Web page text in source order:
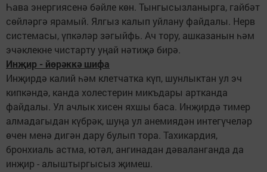
Һава энергиясенә бәйле көн. Тынгысызланырга, гайбәт
сөйләргә ярамый. Ялгыз калып уйлану файдалы. Нерв
системасы, үпкәләр зәгыйфь. Ач тору, ашказанын һәм
эчәклекне чистарту уңай нәтиҗә бирә.
Инҗир - йөрәккә шифа
Инҗирдә калий һәм клетчатка күп, шунлыктан ул эч
кипкәндә, канда холестерин микъдары артканда
файдалы. Ул ачлык хисен яхшы баса. Инҗирдә тимер
алмадагыдан күбрәк, шуңа ул анемиядән интегүчеләр
өчен менә дигән дару булып тора. Тахикардия,
бронхиаль астма, ютәл, ангинадан дәваланганда да
инҗир - алыштыргысыз җимеш.